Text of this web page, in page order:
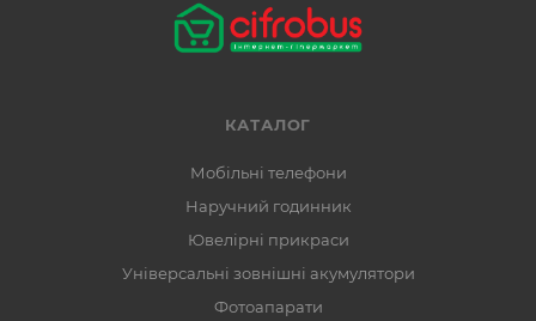
КАТАЛОГ
Мобільні телефони
Наручний годинник
Ювелірні прикраси
Універсальні зовнішні акумулятори
Фотоапарати